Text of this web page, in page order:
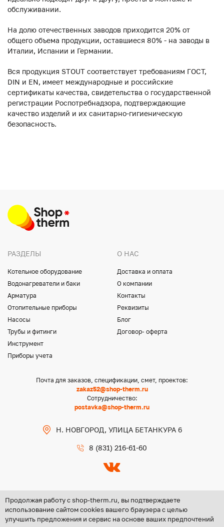
обслуживании.
На долю отечественных заводов приходится 20% от
общего объема продукции, оставшиеся 80% - на заводы в
Италии, Испании и Германии.
Вся продукция STOUT соответствует требованиям ГОСТ,
DIN и EN, имеет международные и российские
сертификаты качества, свидетельства о государственной
регистрации Роспотребнадзора, подтверждающие
качество изделий и их санитарно-гигиеническую
безопасность.
РАЗДЕЛЫ
Котельное оборудование
Водонагреватели и баки
Арматура
Отопительные приборы
Насосы
Трубы и фитинги
Инструмент
Приборы учета
О НАС
Доставка и оплата
О компании
Контакты
Реквизиты
Блог
Договор- оферта
Почта для заказов, спецификации, смет, проектов:
zakaz52@shop-therm.ru
Сотрудничество:
postavka@shop-therm.ru
Н. НОВГОРОД, УЛИЦА БЕТАНКУРА 6
8 (831) 216-61-60
Copyright @ 2026 ООО «ЦЕНТР ГРУПП НН»
Продолжая работу с shop-therm.ru, вы подтверждаете
использование сайтом cookies вашего браузера с целью
улучшить предложения и сервис на основе ваших предпочтений